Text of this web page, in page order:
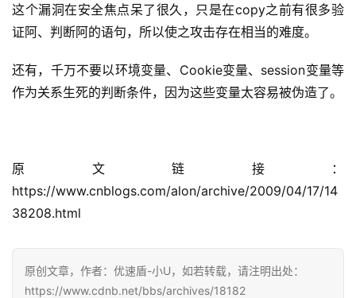
这个漏洞在安全焦点呆了很久，只是在copy之前有很多验
证阿、判断阿的语句，所以使之攻击存在相当的难度。
还有，千万不要以环境变量、Cookie变量、session变量等
作为关系生死的判断条件，因为这些变量太容易被伪造了。
原文链接：
https://www.cnblogs.com/alon/archive/2009/04/17/14
38208.html
原创文章，作者：优速盾-小U，如若转载，请注明出处：
https://www.cdnb.net/bbs/archives/18182